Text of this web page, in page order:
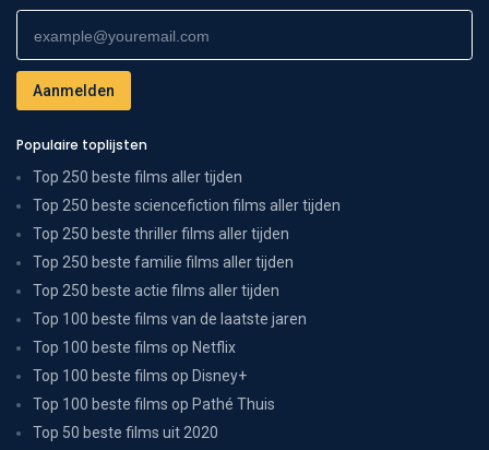
Populaire toplijsten
Top 250 beste films aller tijden
Top 250 beste sciencefiction films aller tijden
Top 250 beste thriller films aller tijden
Top 250 beste familie films aller tijden
Top 250 beste actie films aller tijden
Top 100 beste films van de laatste jaren
Top 100 beste films op Netflix
Top 100 beste films op Disney+
Top 100 beste films op Pathé Thuis
Top 50 beste films uit 2020